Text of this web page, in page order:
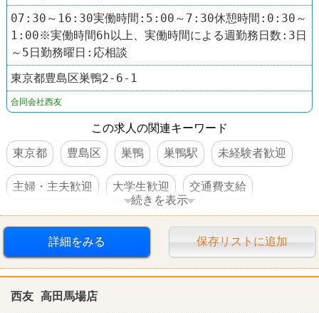
07:30～16:30実働時間:5:00～7:30休憩時間:0:30～
1:00※実働時間6h以上、実働時間による週勤務日数:3日
～5日勤務曜日:応相談
東京都豊島区巣鴨2-6-1
合同会社西友
この求人の関連キーワード
東京都
豊島区 巣鴨 巣鴨駅 未経験者歓迎
主婦・主夫歓迎 大学生歓迎 交通費支給
社員登用あり スーパー 西友(SEIYU)
続きを表示
詳細をみる 保存リストに追加
西友 高田馬場店